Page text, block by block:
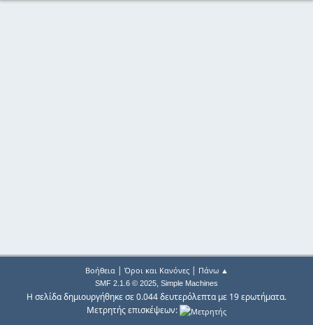
Βοήθεια| Όροι και Κανόνες| Πάνω ▲
SMF 2.1.6 © 2025, Simple Machines
Η σελίδα δημιουργήθηκε σε 0.044 δευτερόλεπτα με 19 ερωτήματα.
Μετρητής επισκέψεων: